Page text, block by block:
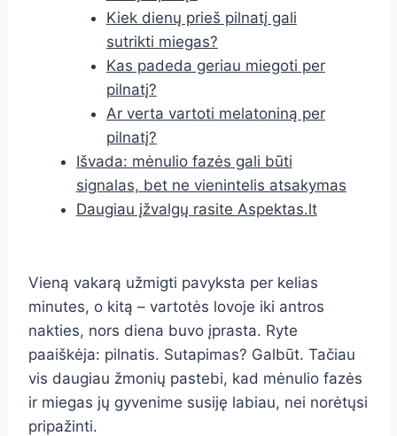
Kiek dienų prieš pilnatį gali
sutrikti miegas?
Kas padeda geriau miegoti per
pilnatį?
Ar verta vartoti melatoniną per
pilnatį?
Išvada: mėnulio fazės gali būti
signalas, bet ne vienintelis atsakymas
Daugiau įžvalgų rasite Aspektas.lt
Vieną vakarą užmigti pavyksta per kelias
minutes, o kitą – vartotės lovoje iki antros
nakties, nors diena buvo įprasta. Ryte
paaiškėja: pilnatis. Sutapimas? Galbūt. Tačiau
vis daugiau žmonių pastebi, kad mėnulio fazės
ir miegas jų gyvenime susiję labiau, nei norėtųsi
pripažinti.